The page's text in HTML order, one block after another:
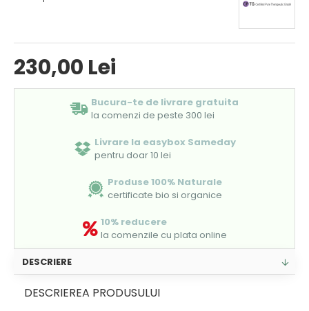
230,00 Lei
Bucura-te de livrare gratuita
la comenzi de peste 300 lei
Livrare la easybox Sameday
pentru doar 10 lei
Produse 100% Naturale
certificate bio si organice
10% reducere
la comenzile cu plata online
DESCRIERE
DESCRIEREA PRODUSULUI